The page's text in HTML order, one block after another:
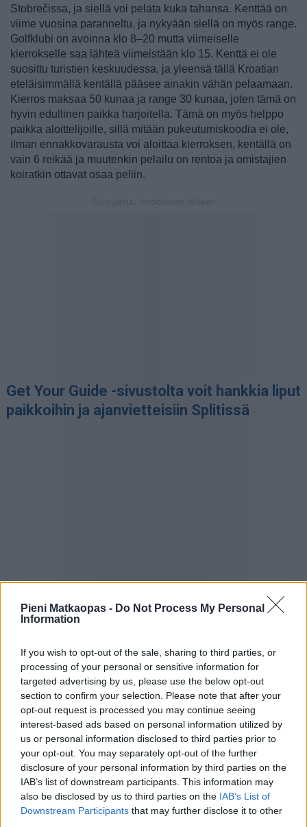
Pieni Matkaopas - Do Not Process My Personal
Information
If you wish to opt-out of the sale, sharing to third parties, or
processing of your personal or sensitive information for
targeted advertising by us, please use the below opt-out
section to confirm your selection. Please note that after your
opt-out request is processed you may continue seeing
interest-based ads based on personal information utilized by
us or personal information disclosed to third parties prior to
your opt-out. You may separately opt-out of the further
disclosure of your personal information by third parties on the
IAB’s list of downstream participants. This information may
also be disclosed by us to third parties on the IAB’s List of
Downstream Participants that may further disclose it to other
Stobrečissa, ja siellä voi pelata kuka tahansa. Kenttää on
viime vuosina paranneltu, ja nykyään siellä on myös range.
Golfklubi on avoinna klo 8–20 mutta viimeiselle
kierrokselle saa lähteä viimeistään klo 15. Kenttä ei ole
suosittu turistien keskuudessa, ja yleensä tällä Kroatian
eteläisimmällä kentällä pääsee ainakin vähän pelaamaan.
Kierros maksaa 50 kunaa ja range 30 kunaa, joten tämä on
hyvin edullinen paikka harjoitella. Tämä on myös helppo
paikka aloittelijoille, sillä mitään pukeutumiskoodia ei ole,
ilman ennakkovarausta voi aloittaa kierroksen, kentällä on
vain 6 reikää ja muutenkin pelailu on rentoa ja omistajien
koiratkin ottavat osaa peliin.
Get Your Guide -sivustolta voit hankkia liput
paikkoihin ja ajanvietteisiin Splitissä
Kajakilla tai kanootilla soutelu
kanootilla, ja 50 metriä korkea vesiputous antaa joelle
oman säväyksensä. Erilaisia retkien järjestäjiä ja
välineiden vuokraajia on paljon, ja yleensä souteluretkien
varrelle sattuu luolia, järviä ja erilaisia altaita, joissa on
erilaista soudella kuin joella.
Kanootilla vo soudella myös Vrlikan järvellä, ja retket siellä
alkavat yleensä klo 9–10 ja kestävät 4–5 tuntia. Kanoottiin
mahtuu 2 tai 3 henkeä, joten tämä on hyvä harrastus
pienille ryhmille, ja retkiin kuuluu kaikenlaista kuten uintia,
luonnosta nauttimista ja ylipäätään luonnon rauhassa